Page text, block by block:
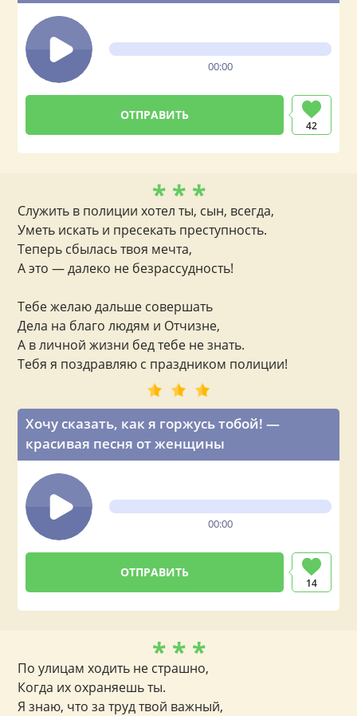
00:00
42
Хочу сказать, как я горжусь тобой! —
красивая песня от женщины
00:00
14
* * *
Служить в полиции хотел ты, сын, всегда,
Уметь искать и пресекать преступность.
Теперь сбылась твоя мечта,
А это — далеко не безрассудность!
Тебе желаю дальше совершать
Дела на благо людям и Отчизне,
А в личной жизни бед тебе не знать.
Тебя я поздравляю с праздником полиции!
* * *
По улицам ходить не страшно,
Когда их охраняешь ты.
Я знаю, что за труд твой важный,